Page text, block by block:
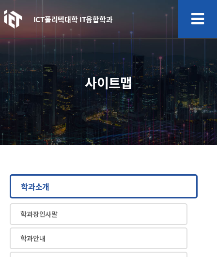
ICT폴리텍대학 IT융합학과
사이트맵
학과소개
학과장인사말
학과안내